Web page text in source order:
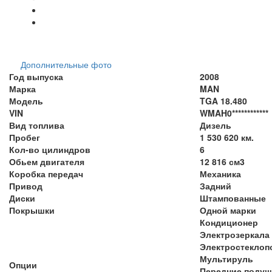
Дополнительные фото
Год выпуска
2008
Марка
MAN
Модель
TGA 18.480
VIN
WMAH0************
Вид топлива
Дизель
Пробег
1 530 620 км.
Кол-во цилиндров
6
Обьем двигателя
12 816 см3
Коробка передач
Механика
Привод
Задний
Диски
Штампованные
Покрышки
Одной марки
Опции
Кондиционер
Электрозеркала
Мультируль